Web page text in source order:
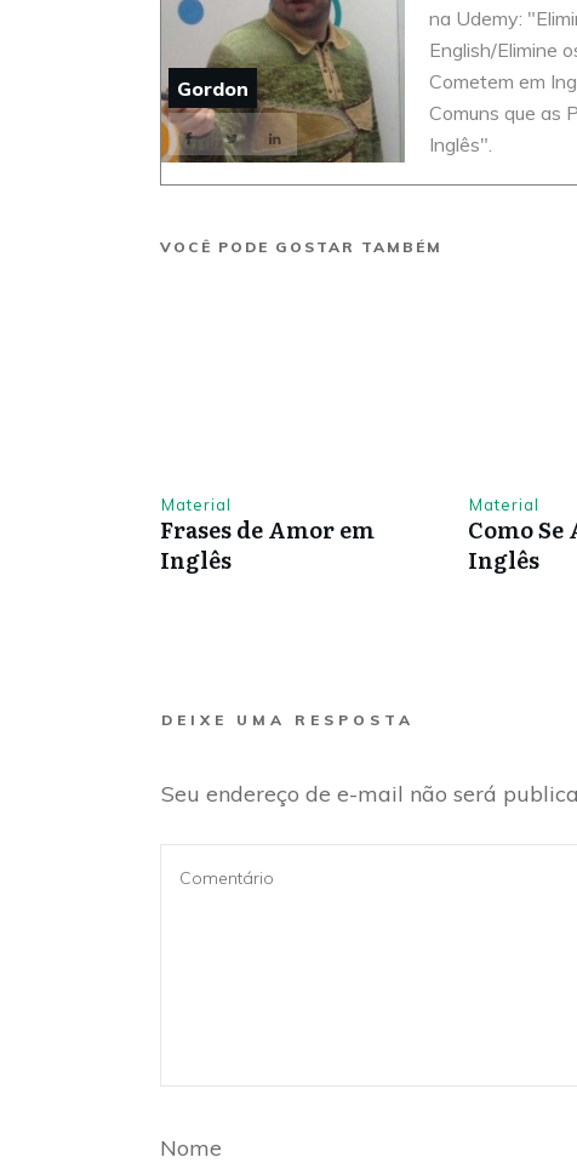
Gordon
na Udemy:
English/Elimine
Cometem em
Comuns que as
Inglês".
VOCÊ PODE GOSTAR TAMBÉM
Material
Frases de Amor em
Inglês
Material
Como
Inglês
D EIXE UMA RESPOSTA
Seu endereço de e-mail não será
Nome